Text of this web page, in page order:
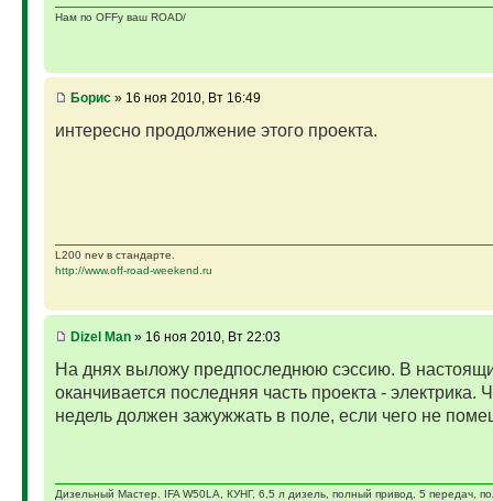
Нам по OFFу ваш ROAD/
Борис» 16 ноя 2010, Вт 16:49
интересно продолжение этого проекта.
L200 nev в стандарте.
http://www.off-road-weekend.ru
Dizel Man» 16 ноя 2010, Вт 22:03
На днях выложу предпоследнюю сэссию. В
оканчивается последняя часть проекта - электрика.
недель должен зажужжать в поле, если чего не
Дизельный Мастер. IFA W50LA, КУНГ, 6,5 л дизель, полный привод, 5 передач,